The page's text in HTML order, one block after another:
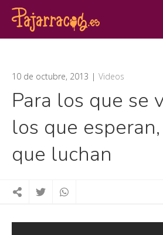
10 de octubre, 2013 Videos
Para los que se
los que
que luchan